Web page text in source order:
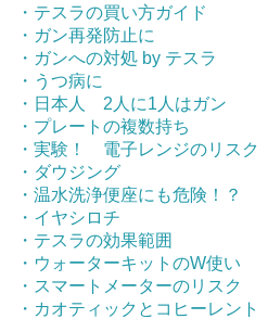
・テスラの買い方ガイド
・ガン再発防止に
・ガンへの対処 by テスラ
・うつ病に
・日本人 2人に1人はガン
・プレートの複数持ち
・実験！ 電子レンジのリスク
・ダウジング
・温水洗浄便座にも危険！？
・イヤシロチ
・テスラの効果範囲
・ウォーターキットのW使い
・スマートメーターのリスク
・カオティックとコヒーレント